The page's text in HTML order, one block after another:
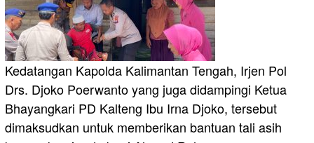
Kedatangan Kapolda Kalimantan Tengah, Irjen Pol
Drs. Djoko Poerwanto yang juga didampingi Ketua
Bhayangkari PD Kalteng Ibu Irna Djoko, tersebut
dimaksudkan untuk memberikan bantuan tali asih